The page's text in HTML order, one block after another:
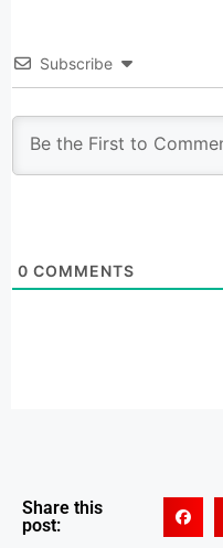
Subscribe
0 COMMENTS
Share this
post: